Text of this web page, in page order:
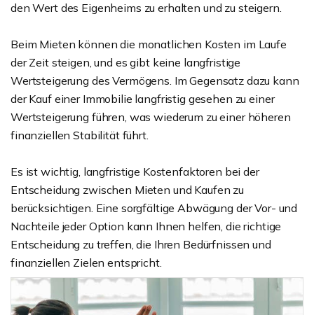
den Wert des Eigenheims zu erhalten und zu steigern.
Beim Mieten können die monatlichen Kosten im Laufe
der Zeit steigen, und es gibt keine langfristige
Wertsteigerung des Vermögens. Im Gegensatz dazu kann
der Kauf einer Immobilie langfristig gesehen zu einer
Wertsteigerung führen, was wiederum zu einer höheren
finanziellen Stabilität führt.
Es ist wichtig, langfristige Kostenfaktoren bei der
Entscheidung zwischen Mieten und Kaufen zu
berücksichtigen. Eine sorgfältige Abwägung der Vor- und
Nachteile jeder Option kann Ihnen helfen, die richtige
Entscheidung zu treffen, die Ihren Bedürfnissen und
finanziellen Zielen entspricht.